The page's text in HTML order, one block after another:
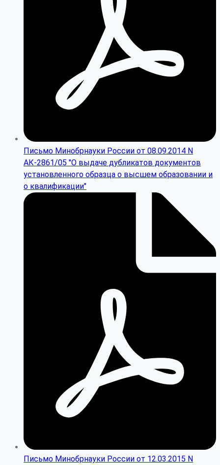
Письмо Минобрнауки России от 08.09.2014 N
АК-2861/05 "О выдаче дубликатов документов
установленного образца о высшем образовании и
о квалификации"
Письмо Минобрнауки России от 12.03.2015 N